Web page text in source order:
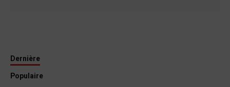
Dernière
Populaire